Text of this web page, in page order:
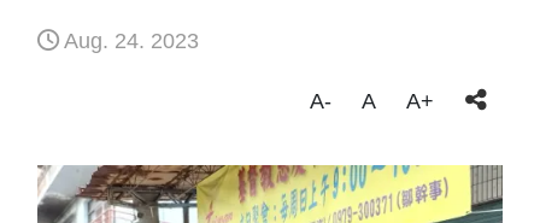
Aug. 24. 2023
A- A A+